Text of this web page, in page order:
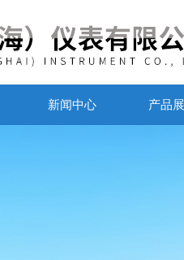
新闻中心 产品